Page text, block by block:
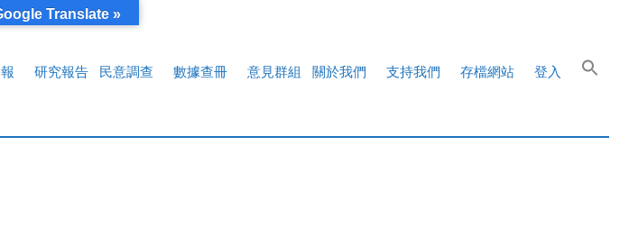
研究報告 民意調查 數據查冊 意見群組 關於我們 支持我們 存檔網站 登入
Translate »